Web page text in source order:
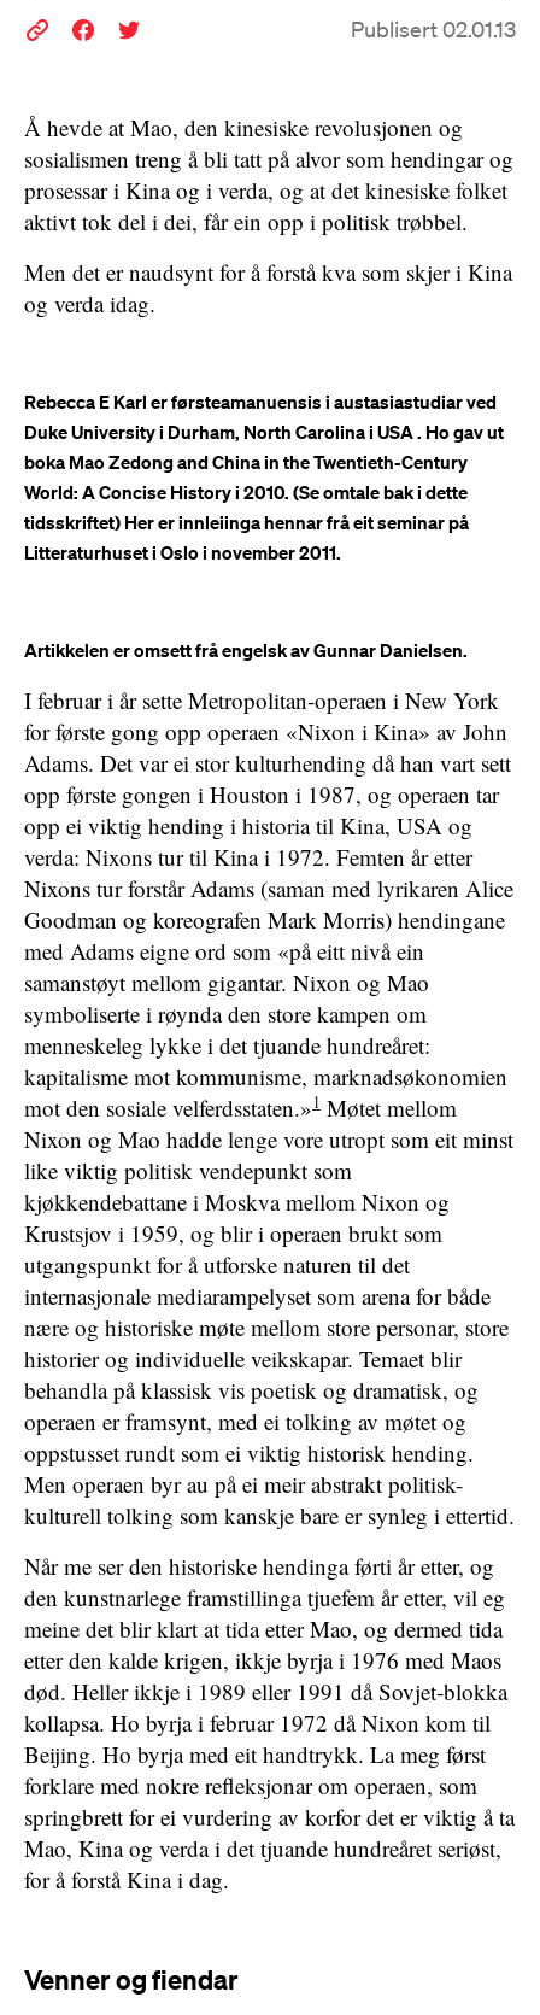
Publisert 02.01.13
Å hevde at Mao, den kinesiske revolusjonen og
sosialismen treng å bli tatt på alvor som hendingar og
prosessar i Kina og i verda, og at det kinesiske folket
aktivt tok del i dei, får ein opp i politisk trøbbel.
Men det er naudsynt for å forstå kva som skjer i Kina
og verda idag.
Rebecca E Karl er førsteamanuensis i austasiastudiar ved
Duke University i Durham, North Carolina i USA . Ho gav ut
boka Mao Zedong and China in the Twentieth-Century
World: A Concise History i 2010. (Se omtale bak i dette
tidsskriftet) Her er innleiinga hennar frå eit seminar på
Litteraturhuset i Oslo i november 2011.
Artikkelen er omsett frå engelsk av Gunnar Danielsen.
I februar i år sette Metropolitan-operaen i New York
for første gong opp operaen «Nixon i Kina» av John
Adams. Det var ei stor kulturhending då han vart sett
opp første gongen i Houston i 1987, og operaen tar
opp ei viktig hending i historia til Kina, USA og
verda: Nixons tur til Kina i 1972. Femten år etter
Nixons tur forstår Adams (saman med lyrikaren Alice
Goodman og koreografen Mark Morris) hendingane
med Adams eigne ord som «på eitt nivå ein
samanstøyt mellom gigantar. Nixon og Mao
symboliserte i røynda den store kampen om
menneskeleg lykke i det tjuande hundreåret:
kapitalisme mot kommunisme, marknadsøkonomien
mot den sosiale velferdsstaten.»1 Møtet mellom
Nixon og Mao hadde lenge vore utropt som eit minst
like viktig politisk vendepunkt som
kjøkkendebattane i Moskva mellom Nixon og
Krustsjov i 1959, og blir i operaen brukt som
utgangspunkt for å utforske naturen til det
internasjonale mediarampelyset som arena for både
nære og historiske møte mellom store personar, store
historier og individuelle veikskapar. Temaet blir
behandla på klassisk vis poetisk og dramatisk, og
operaen er framsynt, med ei tolking av møtet og
oppstusset rundt som ei viktig historisk hending.
Men operaen byr au på ei meir abstrakt politisk-
kulturell tolking som kanskje bare er synleg i ettertid.
Når me ser den historiske hendinga førti år etter, og
den kunstnarlege framstillinga tjuefem år etter, vil eg
meine det blir klart at tida etter Mao, og dermed tida
etter den kalde krigen, ikkje byrja i 1976 med Maos
død. Heller ikkje i 1989 eller 1991 då Sovjet-blokka
kollapsa. Ho byrja i februar 1972 då Nixon kom til
Beijing. Ho byrja med eit handtrykk. La meg først
forklare med nokre refleksjonar om operaen, som
springbrett for ei vurdering av korfor det er viktig å ta
Mao, Kina og verda i det tjuande hundreåret seriøst,
for å forstå Kina i dag.
Venner og fiendar